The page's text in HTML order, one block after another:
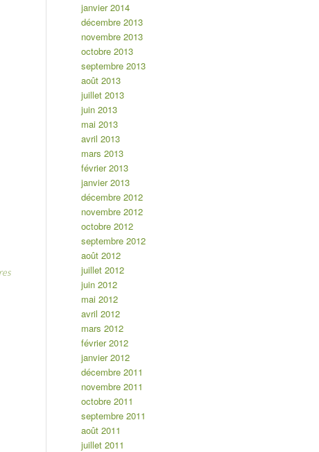
janvier 2014
décembre 2013
novembre 2013
octobre 2013
septembre 2013
août 2013
juillet 2013
juin 2013
mai 2013
avril 2013
mars 2013
février 2013
janvier 2013
décembre 2012
novembre 2012
octobre 2012
septembre 2012
août 2012
juillet 2012
juin 2012
mai 2012
avril 2012
mars 2012
février 2012
janvier 2012
décembre 2011
novembre 2011
octobre 2011
septembre 2011
août 2011
juillet 2011